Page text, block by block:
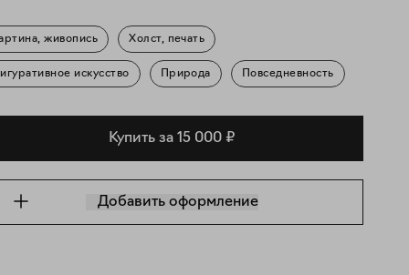
живопись Холст, печать
искусство Природа Повседневность
Купить за 15 000 ₽
Добавить оформление